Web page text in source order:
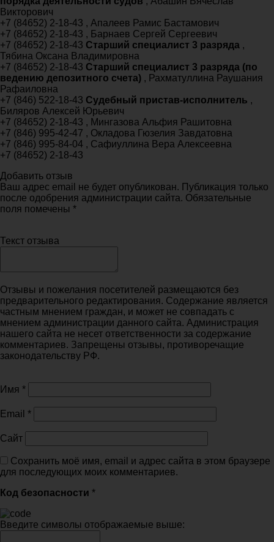
Викторович
+7 (84652) 2-18-43 , Апалеев Рамис Бастамович
+7 (84652) 2-18-43 , Барнаев Сергей Сергеевич
+7 (84652) 2-18-43 Старший специалист 3 разряда ,
Тябина Оксана Владимировна
+7 (84652) 2-18-43 Старший специалист 3 разряда (по
ведению депозитного счета) , Рахматуллина Раушания
Рафаиловна
+7 (846) 522-18-43 Судебный пристав-исполнитель ,
Биляров Алексей Юрьевич
+7 (84652) 2-18-43 , Мингазова Альфия Рашитовна
+7 (846) 995-42-47 , Окладова Гюзелия Завдатовна
+7 (846) 995-84-04 , Сафиуллина Вера Алексеевна
+7 (84652) 2-18-43
Добавить отзыв
Ваш адрес email не будет опубликован. Публикация только
после одобрения администрации сайта. Обязательные
поля помечены *
Текст отзыва
Отзывы и пожелания посетителей размещаются без
предварительного редактирования. Содержание является
частным мнением граждан, и может не совпадать с
мнением администрации данного сайта. Администрация
нашего сайта не несет ответственности за содержание
комментариев. Запрещены отзывы, противоречащие
законодательству РФ.
Имя *
Email *
Сайт
Сохранить моё имя, email и адрес сайта в этом браузере
для последующих моих комментариев.
Код безопасности *
Введите символы отображаемые выше: